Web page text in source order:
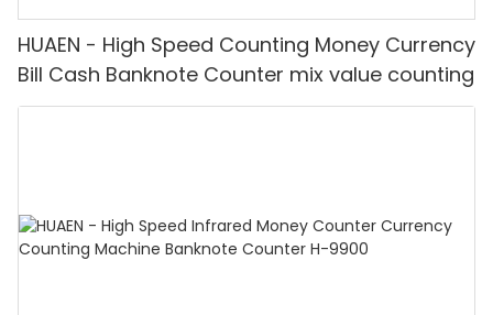
HUAEN - High Speed Counting Money Currency
Bill Cash Banknote Counter mix value counting